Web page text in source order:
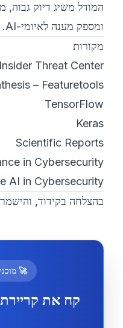
המודל משיג דיוק גבוה,
ומספק מענה לאיומי-AI.
מקורות
Threat Center
– Featuretools
TensorFlow
Keras
Scientific Reports
in Cybersecurity
AI in Cybersecurity
בהצלחה בקידוד,
🚀
קח את